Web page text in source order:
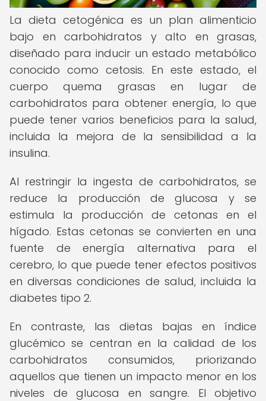
La dieta cetogénica es un plan alimenticio
bajo en carbohidratos y alto en grasas,
diseñado para inducir un estado metabólico
conocido como cetosis. En este estado, el
cuerpo quema grasas en lugar de
carbohidratos para obtener energía, lo que
puede tener varios beneficios para la salud,
incluida la mejora de la sensibilidad a la
insulina.
Al restringir la ingesta de carbohidratos, se
reduce la producción de glucosa y se
estimula la producción de cetonas en el
hígado. Estas cetonas se convierten en una
fuente de energía alternativa para el
cerebro, lo que puede tener efectos positivos
en diversas condiciones de salud, incluida la
diabetes tipo 2.
En contraste, las dietas bajas en índice
glucémico se centran en la calidad de los
carbohidratos consumidos, priorizando
aquellos que tienen un impacto menor en los
niveles de glucosa en sangre. El objetivo